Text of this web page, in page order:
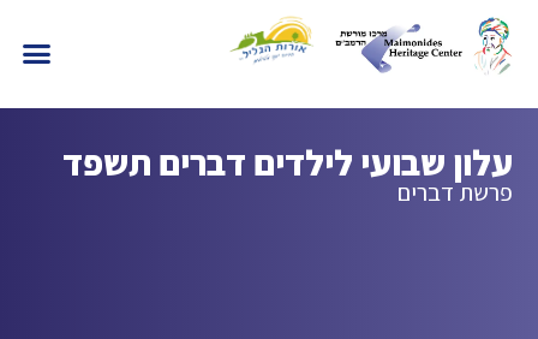
עלון שבועי לילדים דברים תשפד
פרשת דברים